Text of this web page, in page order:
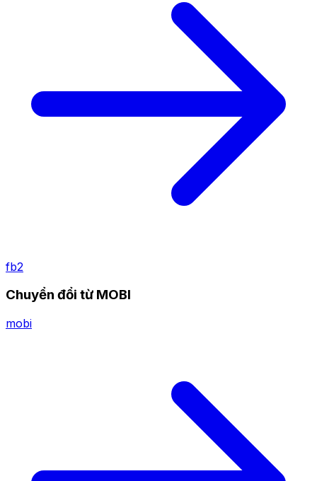
fb2
Chuyển đổi từ MOBI
mobi